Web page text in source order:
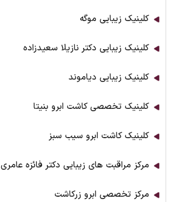
کلینیک زیبایی موگه
کلینیک زیبایی دکتر نازیلا سعیدزاده
کلینیک زیبایی دیاموند
کلینیک تخصصی کاشت ابرو بنیتا
کلینیک کاشت ابرو سیب سبز
مرکز مراقبت های زیبایی دکتر فائزه عامری
مركز تخصصي ابرو زرکاشت